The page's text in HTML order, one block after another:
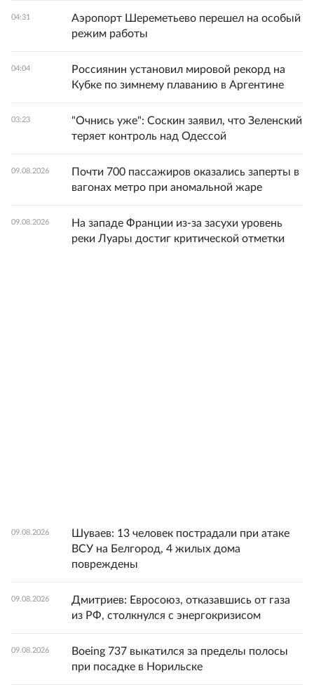
04:31
Аэропорт Шереметьево перешел на особый
режим работы
04:04
Россиянин установил мировой рекорд на
Кубке по зимнему плаванию в Аргентине
03:23
"Очнись уже": Соскин заявил, что Зеленский
теряет контроль над Одессой
09.08.2026
Почти 700 пассажиров оказались заперты в
вагонах метро при аномальной жаре
09.08.2026
На западе Франции из-за засухи уровень
реки Луары достиг критической отметки
09.08.2026
Шуваев: 13 человек пострадали при атаке
ВСУ на Белгород, 4 жилых дома
повреждены
09.08.2026
Дмитриев: Евросоюз, отказавшись от газа
из РФ, столкнулся с энергокризисом
09.08.2026
Boeing 737 выкатился за пределы полосы
при посадке в Норильске